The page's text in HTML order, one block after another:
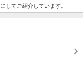
してご紹介しています。